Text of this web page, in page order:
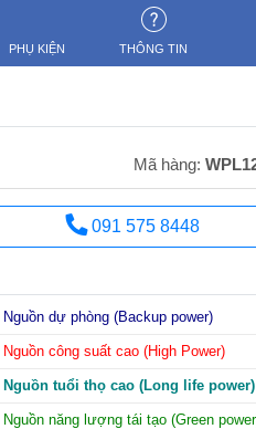
PHỤ KIỆN THÔNG TIN
Mã hàng:
091 575 8448
Nguồn dự phòng (Backup power)
Nguồn công suất cao (High Power)
Nguồn tuổi thọ cao (Long life power)
Nguồn năng lượng tái tạo (Green